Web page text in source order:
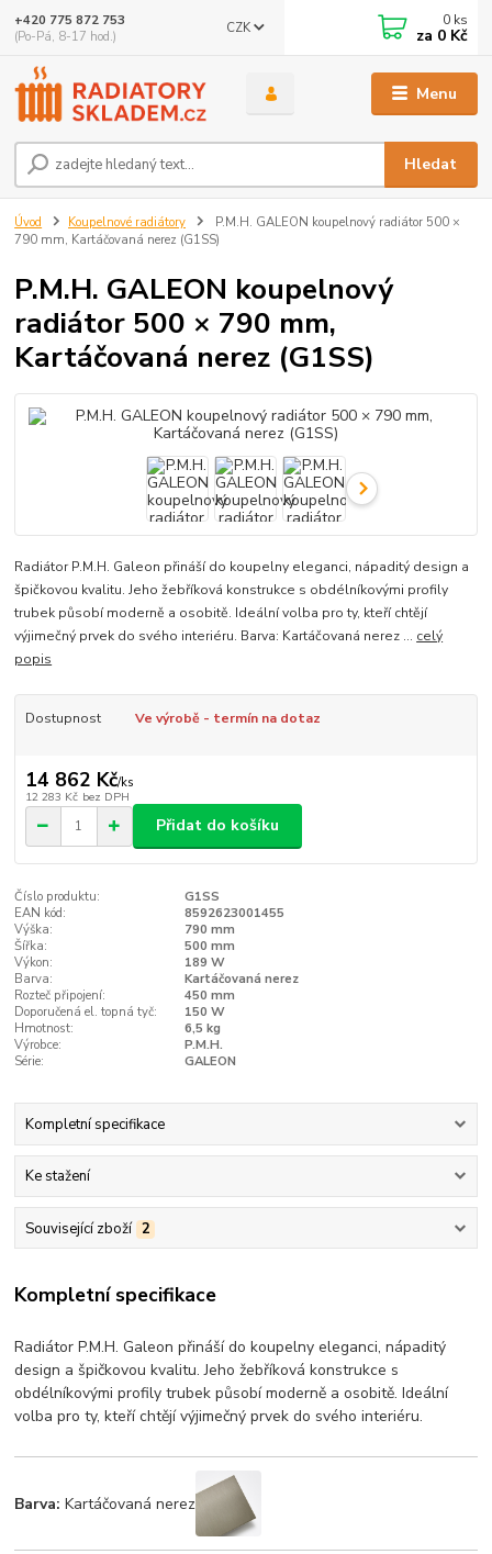
Menu
CZK
Hledat
+420 775 872 753
(Po-Pá, 8-17 hod.)
0 ks
za 0 Kč
Úvod Koupelnové radiátory
P.M.H. GALEON koupelnový radiátor 500 ×
790 mm, Kartáčovaná nerez (G1SS)
P.M.H. GALEON koupelnový
radiátor 500 × 790 mm,
Kartáčovaná nerez (G1SS)
Radiátor P.M.H. Galeon přináší do koupelny eleganci, nápaditý design a
špičkovou kvalitu. Jeho žebříková konstrukce s obdélníkovými profily
trubek působí moderně a osobitě. Ideální volba pro ty, kteří chtějí
výjimečný prvek do svého interiéru. Barva: Kartáčovaná nerez ... celý
popis
Dostupnost Ve výrobě - termín na dotaz
14 862 Kč/ks
12 283 Kč bez DPH
Přidat do košíku
Číslo produktu:
G1SS
EAN kód:
8592623001455
Výška:
790 mm
Šířka:
500 mm
Výkon:
189 W
Barva:
Kartáčovaná nerez
Rozteč připojení:
450 mm
Doporučená el. topná tyč:
150 W
Hmotnost:
6,5 kg
Výrobce:
P.M.H.
Série:
GALEON
Kompletní specifikace
Ke stažení
Související zboží 2
Kompletní specifikace
Radiátor P.M.H. Galeon přináší do koupelny eleganci, nápaditý
design a špičkovou kvalitu. Jeho žebříková konstrukce s
obdélníkovými profily trubek působí moderně a osobitě. Ideální
volba pro ty, kteří chtějí výjimečný prvek do svého interiéru.
Barva: Kartáčovaná nerez